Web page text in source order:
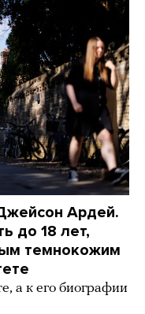
Ардей.
до 18 лет,
темнокожим
а к его биографии